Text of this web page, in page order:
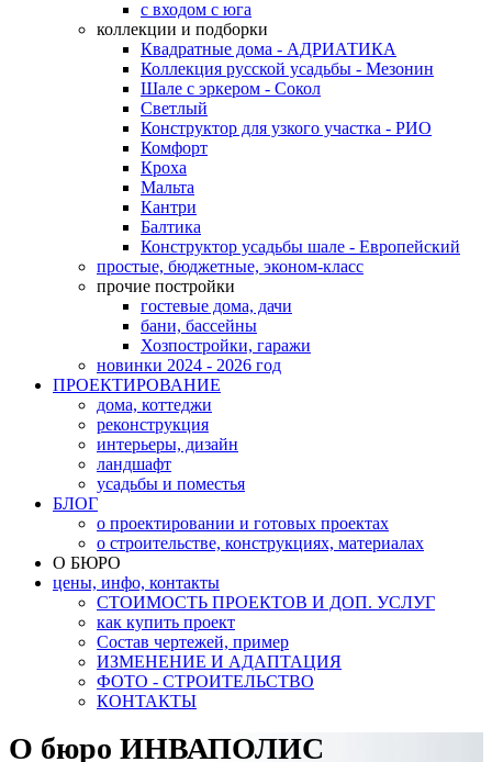
с входом с юга
коллекции и подборки
Квадратные дома - АДРИАТИКА
Коллекция русской усадьбы - Мезонин
Шале с эркером - Сокол
Светлый
Конструктор для узкого участка - РИО
Комфорт
Кроха
Мальта
Кантри
Балтика
Конструктор усадьбы шале - Европейский
простые, бюджетные, эконом-класс
прочие постройки
гостевые дома, дачи
бани, бассейны
Хозпостройки, гаражи
новинки 2024 - 2026 год
ПРОЕКТИРОВАНИЕ
дома, коттеджи
реконструкция
интерьеры, дизайн
ландшафт
усадьбы и поместья
БЛОГ
о проектировании и готовых проектах
о строительстве, конструкциях, материалах
О БЮРО
цены, инфо, контакты
СТОИМОСТЬ ПРОЕКТОВ И ДОП. УСЛУГ
как купить проект
Состав чертежей, пример
ИЗМЕНЕНИЕ И АДАПТАЦИЯ
ФОТО - СТРОИТЕЛЬСТВО
КОНТАКТЫ
О бюро ИНВАПОЛИС